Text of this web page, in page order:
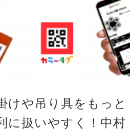
けや吊り具をもっと
に扱いやすく！中村